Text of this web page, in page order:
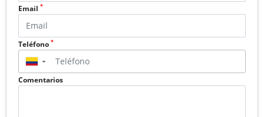
Email *
Teléfono *
▼
Comentarios